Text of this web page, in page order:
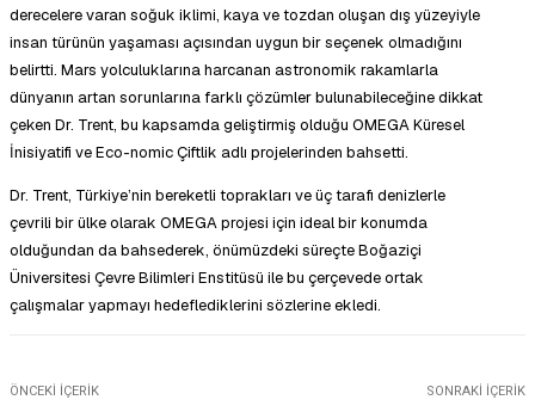
derecelere varan soğuk iklimi, kaya ve tozdan oluşan dış yüzeyiyle
insan türünün yaşaması açısından uygun bir seçenek olmadığını
belirtti. Mars yolculuklarına harcanan astronomik rakamlarla
dünyanın artan sorunlarına farklı çözümler bulunabileceğine dikkat
çeken Dr. Trent, bu kapsamda geliştirmiş olduğu OMEGA Küresel
İnisiyatifi ve Eco-nomic Çiftlik adlı projelerinden bahsetti.
Dr. Trent, Türkiye’nin bereketli toprakları ve üç tarafı denizlerle
çevrili bir ülke olarak OMEGA projesi için ideal bir konumda
olduğundan da bahsederek, önümüzdeki süreçte Boğaziçi
Üniversitesi Çevre Bilimleri Enstitüsü ile bu çerçevede ortak
çalışmalar yapmayı hedeflediklerini sözlerine ekledi.
ÖNCEKI İÇERIK SONRAKI İÇERIK